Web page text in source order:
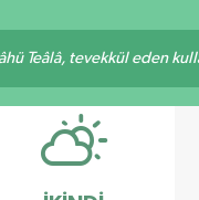
Teâlâ, tevekkül eden